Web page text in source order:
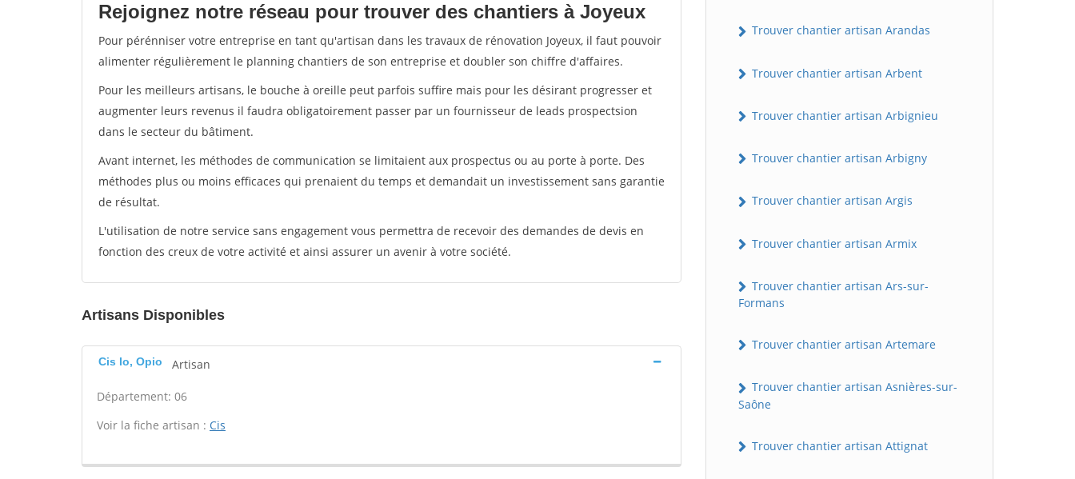
Rejoignez notre réseau pour trouver des chantiers à Joyeux
Pour pérénniser votre entreprise en tant qu'artisan dans les travaux de rénovation Joyeux, il faut pouvoir
alimenter régulièrement le planning chantiers de son entreprise et doubler son chiffre d'affaires.
Pour les meilleurs artisans, le bouche à oreille peut parfois suffire mais pour les désirant progresser et
augmenter leurs revenus il faudra obligatoirement passer par un fournisseur de leads prospectsion
dans le secteur du bâtiment.
Avant internet, les méthodes de communication se limitaient aux prospectus ou au porte à porte. Des
méthodes plus ou moins efficaces qui prenaient du temps et demandait un investissement sans garantie
de résultat.
L'utilisation de notre service sans engagement vous permettra de recevoir des demandes de devis en
fonction des creux de votre activité et ainsi assurer un avenir à votre société.
Artisans Disponibles
Cis Io, Opio Artisan
Département: 06
Voir la fiche artisan : Cis
Trouver chantier artisan Arandas
Trouver chantier artisan Arbent
Trouver chantier artisan Arbignieu
Trouver chantier artisan Arbigny
Trouver chantier artisan Argis
Trouver chantier artisan Armix
Trouver chantier artisan Ars-sur-
Formans
Trouver chantier artisan Artemare
Trouver chantier artisan Asnières-sur-
Saône
Trouver chantier artisan Attignat